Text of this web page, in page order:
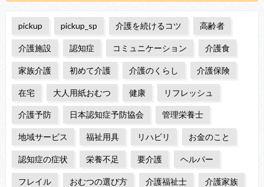
pickup pickup_sp 介護を続けるコツ 高齢者
介護施設 認知症 コミュニケーション 介護食
家族介護 初めて介護 介護のくらし 介護保険
在宅 大人用紙おむつ 健康 リフレッシュ
介護予防 日本認知症予防協会 管理栄養士
地域サービス 福祉用具 リハビリ お金のこと
認知症の症状 栄養不足 要介護 ヘルパー
フレイル おむつの選び方 介護福祉士 介護家族